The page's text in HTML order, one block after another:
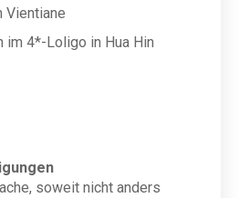
Vientiane
im 4*-Loligo in Hua Hin
soweit nicht anders